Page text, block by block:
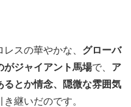
スの華やかな、 グローバ
がジャイアント馬場で、 ア
るとか情念、隠微な雰囲気
き継いだのです。